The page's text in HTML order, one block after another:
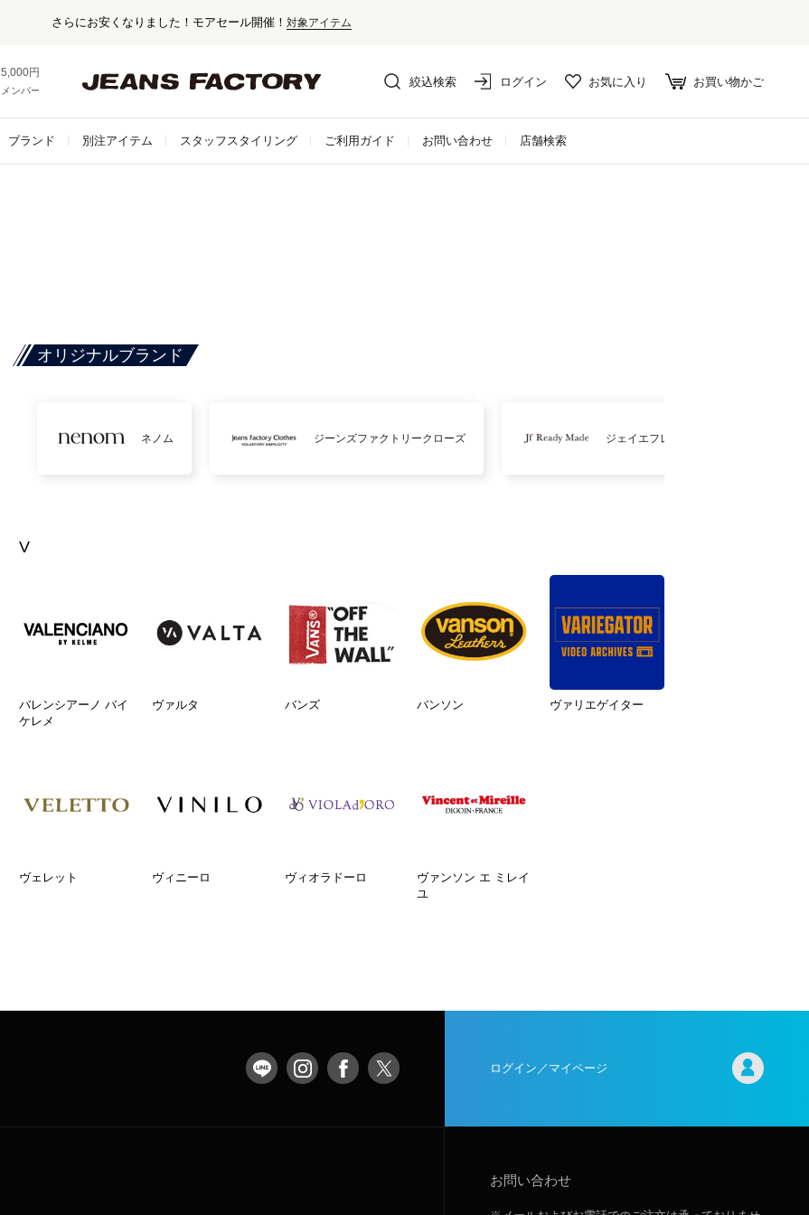
さらにお安くなりました！モアセール開催！ 対象アイテム
5,000円以上お買い上げで送料無料！
メンバー登録でお得な情報をゲット。さらに詳しく
絞込検索 ログイン お気に入り お買い物かご
ブランド 別注アイテム スタッフスタイリング ご利用ガイド お問い合わせ 店舗検索
オリジナルブランド
ネノム ジーンズファクトリークローズ ジェイエフレディメイド
V
バレンシアーノ バイ
ケレメ
ヴァルタ バンズ バンソン ヴァリエゲイター
ヴェレット ヴィニーロ ヴィオラドーロ
ヴァンソン エ ミレイ
ユ
ログイン／マイページ
お問い合わせ